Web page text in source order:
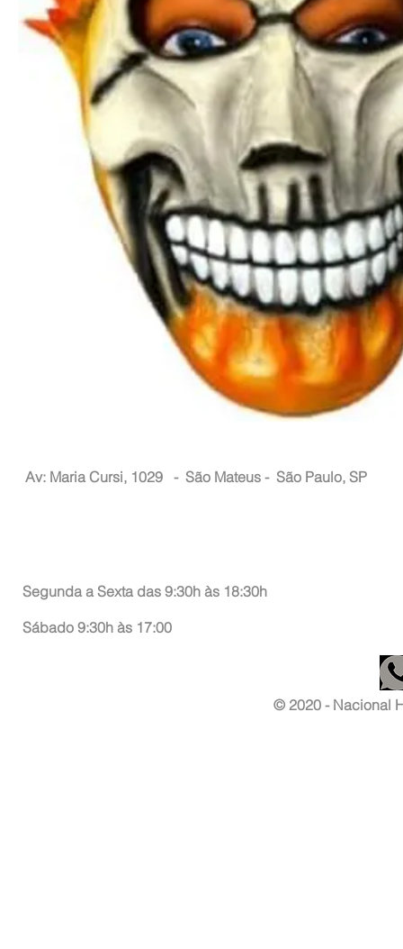
Av: Maria Cursi, 1029 - São Mateus - São Paulo, SP
Segunda a Sexta das 9:30h às 18:30h
Sábado 9:30h às 17:00
© 2020 - Nacional